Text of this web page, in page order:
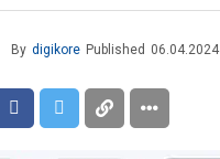
By digikore Published 06.04.2024